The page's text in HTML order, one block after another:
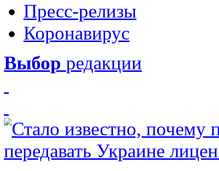
Пресс-релизы
Коронавирус
Выбор редакции